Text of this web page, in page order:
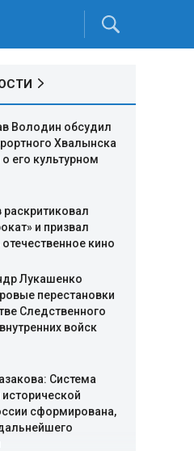
Володин обсудил
Хвалынска
его культурном
раскритиковал
и призвал
кино
Лукашенко
перестановки
Следственного
войск
Система
сформирована,